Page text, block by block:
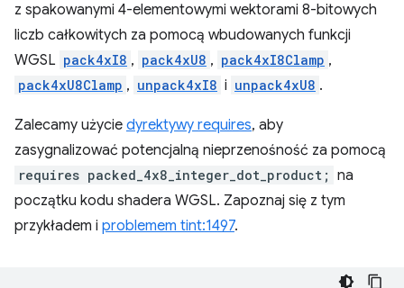
z spakowanymi 4-elementowymi wektorami 8-bitowych
liczb całkowitych za pomocą wbudowanych funkcji
WGSL pack4xI8 , pack4xU8 , pack4xI8Clamp ,
pack4xU8Clamp , unpack4xI8 i unpack4xU8 .
Zalecamy użycie dyrektywy requires, aby
zasygnalizować potencjalną nieprzenośność za pomocą
requires packed_4x8_integer_dot_product; na
początku kodu shadera WGSL. Zapoznaj się z tym
przykładem i problemem tint:1497.